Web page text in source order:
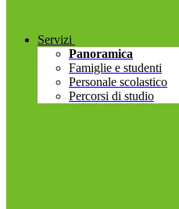
Servizi
Panoramica
Famiglie e studenti
Personale scolastico
Percorsi di studio